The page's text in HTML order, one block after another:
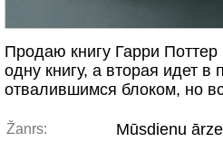
Продаю книгу Гарри Поттер
одну книгу, а вторая идет в
отвалившимся блоком, но
Žanrs: Mūsdienu